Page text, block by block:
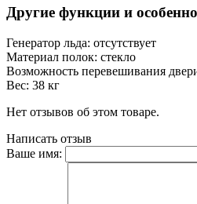
Другие функции и
Генератор льда: отсутствует
Материал полок: стекло
Возможность перевешивания
Вес: 38 кг
Нет отзывов об этом товаре.
Написать отзыв
Ваше имя: